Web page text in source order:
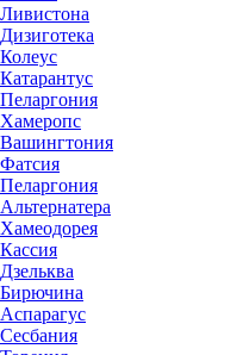
Ливистона
Дизиготека
Колеус
Катарантус
Пеларгония
Хамеропс
Вашингтония
Фатсия
Пеларгония
Альтернатера
Хамеодорея
Кассия
Дзельква
Бирючина
Аспарагус
Сесбания